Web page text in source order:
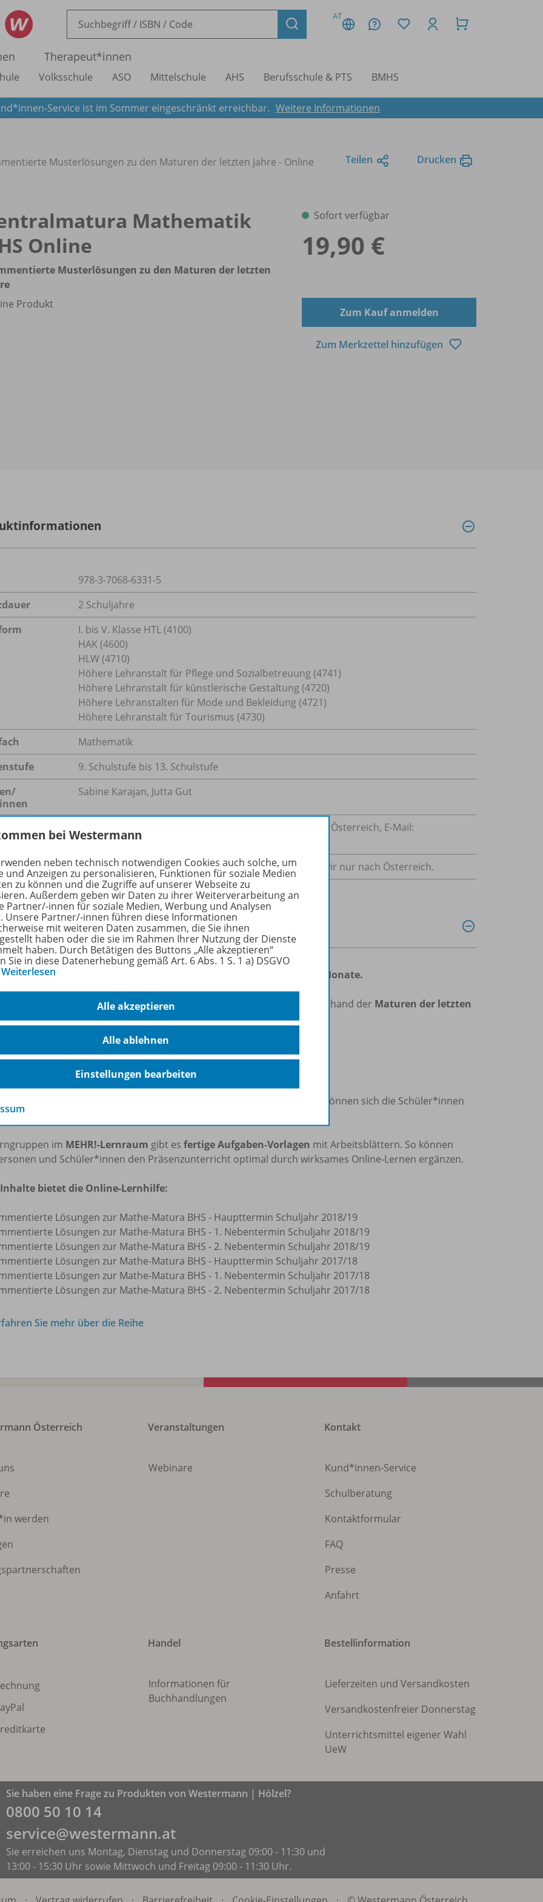
AT
Therapeut*innen
Volksschule ASO Mittelschule AHS Berufsschule & PTS BMHS
Service ist im Sommer eingeschränkt erreichbar. Weitere Informationen
Musterlösungen zu den Maturen der letzten Jahre - Online
Teilen Drucken
Mathematik
Online
Musterlösungen zu den Maturen der letzten
Produkt
Sofort verfügbar
19,90 €
Zum Kauf anmelden
Zum Merkzettel hinzufügen
978-3-7068-6331-5
2 Schuljahre
I. bis V. Klasse HTL (4100)
HAK (4600)
HLW (4710)
Höhere Lehranstalt für Pflege und Sozialbetreuung (4741)
Höhere Lehranstalt für künstlerische Gestaltung (4720)
Höhere Lehranstalten für Mode und Bekleidung (4721)
Höhere Lehranstalt für Tourismus (4730)
Mathematik
9. Schulstufe bis 13. Schulstufe
Sabine Karajan, Jutta Gut
Hölzel Verlag GmbH, Jochen-Rindt-Straße 9, 1230 Wien, Österreich, E-Mail:
service@westermann.at
Nur über die Website erhältlich! Diesen Artikel liefern wir nur nach Österreich.
erworbenen zwölf Monate.
ONLINE-LERNHILFE bietet anhand der Maturen der letzten
Musterlösungen,
zurStrategie für die Bearbeitungaller Teilaufgaben,
Darstellungen dermathematischen Lösungswege.
werden laufend erweitert. So können sich die Schüler*innen
wieder neue kommentierte Lösungen der vergangenen Jahre ansehen.
im MEHR!-Lernraum gibt es fertige Aufgaben-Vorlagen mit Arbeitsblättern. So können
und Schüler*innen den Präsenzunterricht optimal durch wirksames Online-Lernen ergänzen.
Inhalte bietet die Online-Lernhilfe:
Lösungen zur Mathe-Matura BHS - Haupttermin Schuljahr 2018/19
Lösungen zur Mathe-Matura BHS - 1. Nebentermin Schuljahr 2018/19
Lösungen zur Mathe-Matura BHS - 2. Nebentermin Schuljahr 2018/19
Lösungen zur Mathe-Matura BHS - Haupttermin Schuljahr 2017/18
Lösungen zur Mathe-Matura BHS - 1. Nebentermin Schuljahr 2017/18
Lösungen zur Mathe-Matura BHS - 2. Nebentermin Schuljahr 2017/18
Sie mehr über die Reihe
Österreich
werden
Veranstaltungen
Webinare
Kontakt
Kund*innen-Service
Schulberatung
Kontaktformular
FAQ
Presse
Anfahrt
Handel
Informationen für
Buchhandlungen
Bestellinformation
Lieferzeiten und Versandkosten
Versandkostenfreier Donnerstag
Unterrichtsmittel eigener Wahl
UeW
Sie haben eine Frage zu Produkten von Westermann | Hölzel?
0800 50 10 14
service@westermann.at
Sie erreichen uns Montag, Dienstag und Donnerstag 09:00 - 11:30 und
13:00 - 15:30 Uhr sowie Mittwoch und Freitag 09:00 - 11:30 Uhr.
bei Westermann
neben technisch notwendigen Cookies auch solche, um
und Anzeigen zu personalisieren, Funktionen für soziale Medien
zu können und die Zugriffe auf unserer Webseite zu
Außerdem geben wir Daten zu ihrer Weiterverarbeitung an
Partner/-innen für soziale Medien, Werbung und Analysen
Unsere Partner/-innen führen diese Informationen
mit weiteren Daten zusammen, die Sie ihnen
haben oder die sie im Rahmen Ihrer Nutzung der Dienste
haben. Durch Betätigen des Buttons „Alle akzeptieren“
Sie in diese Datenerhebung gemäß Art. 6 Abs. 1 S. 1 a) DSGVO
Weiterlesen
Alle akzeptieren
Alle ablehnen
Einstellungen bearbeiten